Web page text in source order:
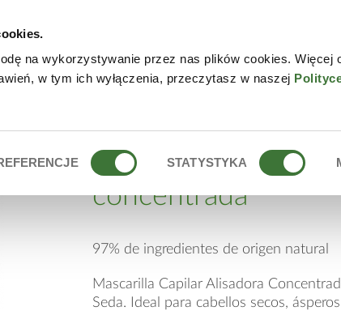
na wykorzystywanie przez nas plików cookies. Więcej
w tym ich wyłączenia, przeczytasz w naszej
STATYSTYKA
CONTACTO
CONCENTRADA
mascarilla capilar
concentrada
97% de ingredientes de origen natural
Mascarilla Capilar Alisadora
Seda. Ideal para cabellos secos,